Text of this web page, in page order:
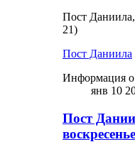
Пост Даниила,
21)
Пост Даниила
Информация о
янв 10
Пост